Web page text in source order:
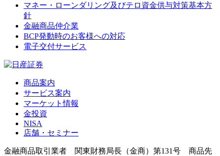
マネー・ローンダリング及びテロ資金供与対策基本方
針
金融商品仲介業
BCP発動時のお客様への対応
電子交付サービス
商品案内
サービス案内
マーケット情報
金投資
NISA
店舗・セミナー
金融商品取引業者 関東財務局長（金商）第131号 商品先